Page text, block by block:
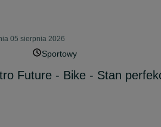
05 sierpnia 2026
Sportowy
Future - Bike - Stan